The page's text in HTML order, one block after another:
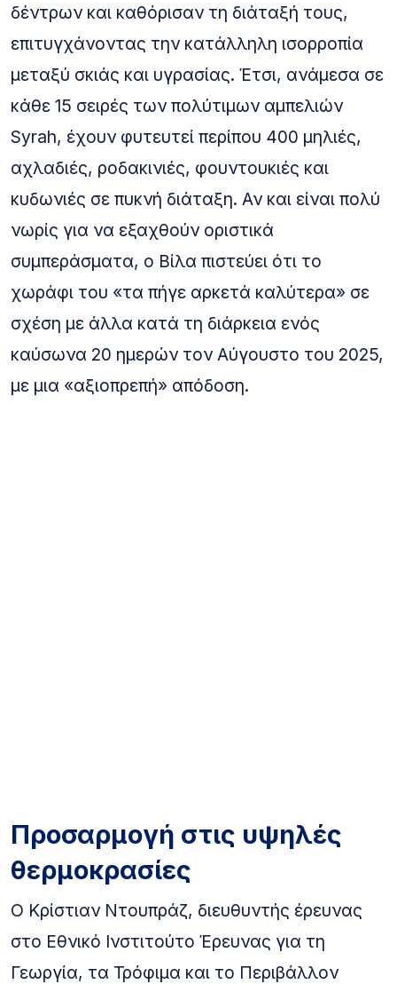
δέντρων και καθόρισαν τη διάταξή τους,
επιτυγχάνοντας την κατάλληλη ισορροπία
μεταξύ σκιάς και υγρασίας. Έτσι, ανάμεσα σε
κάθε 15 σειρές των πολύτιμων αμπελιών
Syrah, έχουν φυτευτεί περίπου 400 μηλιές,
αχλαδιές, ροδακινιές, φουντουκιές και
κυδωνιές σε πυκνή διάταξη. Αν και είναι πολύ
νωρίς για να εξαχθούν οριστικά
συμπεράσματα, ο Βίλα πιστεύει ότι το
χωράφι του «τα πήγε αρκετά καλύτερα» σε
σχέση με άλλα κατά τη διάρκεια ενός
καύσωνα 20 ημερών τον Αύγουστο του 2025,
με μια «αξιοπρεπή» απόδοση.
Προσαρμογή στις υψηλές
θερμοκρασίες
Ο Κρίστιαν Ντουπράζ, διευθυντής έρευνας
στο Εθνικό Ινστιτούτο Έρευνας για τη
Γεωργία, τα Τρόφιμα και το Περιβάλλον